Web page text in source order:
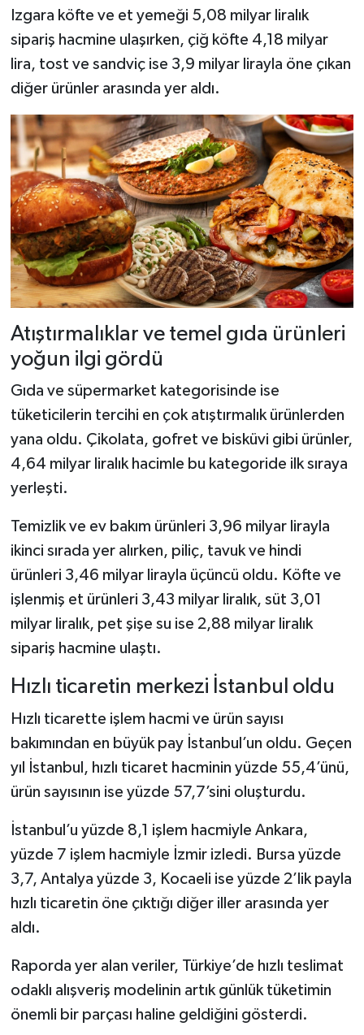
Izgara köfte ve et yemeği 5,08 milyar liralık
sipariş hacmine ulaşırken, çiğ köfte 4,18 milyar
lira, tost ve sandviç ise 3,9 milyar lirayla öne çıkan
diğer ürünler arasında yer aldı.
Atıştırmalıklar ve temel gıda ürünleri
yoğun ilgi gördü
Gıda ve süpermarket kategorisinde ise
tüketicilerin tercihi en çok atıştırmalık ürünlerden
yana oldu. Çikolata, gofret ve bisküvi gibi ürünler,
4,64 milyar liralık hacimle bu kategoride ilk sıraya
yerleşti.
Temizlik ve ev bakım ürünleri 3,96 milyar lirayla
ikinci sırada yer alırken, piliç, tavuk ve hindi
ürünleri 3,46 milyar lirayla üçüncü oldu. Köfte ve
işlenmiş et ürünleri 3,43 milyar liralık, süt 3,01
milyar liralık, pet şişe su ise 2,88 milyar liralık
sipariş hacmine ulaştı.
Hızlı ticaretin merkezi İstanbul oldu
Hızlı ticarette işlem hacmi ve ürün sayısı
bakımından en büyük pay İstanbul’un oldu. Geçen
yıl İstanbul, hızlı ticaret hacminin yüzde 55,4’ünü,
ürün sayısının ise yüzde 57,7’sini oluşturdu.
İstanbul’u yüzde 8,1 işlem hacmiyle Ankara,
yüzde 7 işlem hacmiyle İzmir izledi. Bursa yüzde
3,7, Antalya yüzde 3, Kocaeli ise yüzde 2’lik payla
hızlı ticaretin öne çıktığı diğer iller arasında yer
aldı.
Raporda yer alan veriler, Türkiye’de hızlı teslimat
odaklı alışveriş modelinin artık günlük tüketimin
önemli bir parçası haline geldiğini gösterdi.